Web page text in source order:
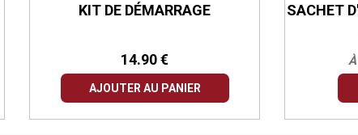
KIT DE DÉMARRAGE
14.90 €
AJOUTER AU PANIER
SACHET